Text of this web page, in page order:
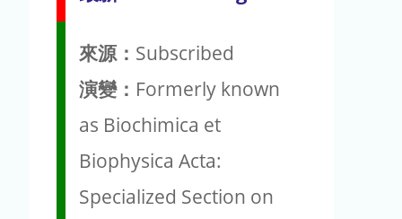
來源： Subscribed
演變： Formerly known
as Biochimica et
Biophysica Acta:
Specialized Section on